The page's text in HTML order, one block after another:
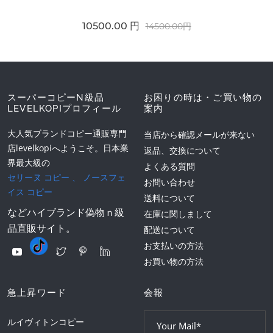
10500.00 円 14500.00円
スーパーコピーN級品
LEVELKOPIプロフィール
大人気ブランドコピー通販専門
店levelkopiへようこそ。日本業
界最大級の
セリーヌ コピー 、
ノースフェ
イス コピー
などハイブランド偽物ｎ級
品直販サイト。
お困りの時は・ご買い物の
案内
当店から確認メールが来ない
返品、交換について
よくある質問
お問い合わせ
送料について
在庫に関しまして
配送について
お支払いの方法
お買い物の方法
急上昇ワード
ルイヴィトンコピー
会報